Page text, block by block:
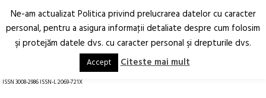
Arhitectură.
Oraș.
RO EN
ISSN 3008-2986 ISSN-L 2069-721X
Ne-am actualizat Politica privind prelucrarea datelor cu caracter
personal, pentru a asigura informaţii detaliate despre cum folosim
şi protejăm datele dvs. cu caracter personal şi drepturile dvs.
Accept Citeste mai mult